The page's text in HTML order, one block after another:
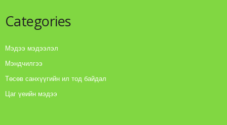
Categories
Мэдээ мэдээлэл
Мэндчилгээ
Төсөв санхүүгийн ил тод байдал
Цаг үеийн мэдээ